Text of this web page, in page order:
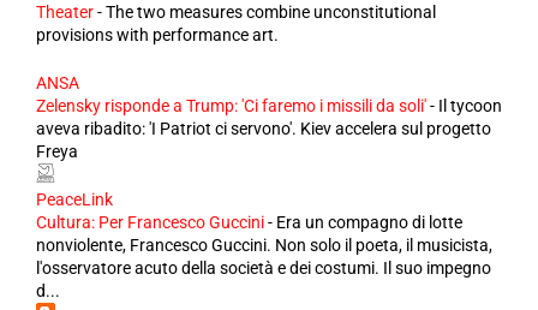
Theater-The two measures combine unconstitutional
provisions with performance art.
ANSA
Zelensky risponde a Trump: 'Ci faremo i missili da soli'- Il tycoon
aveva ribadito: 'I Patriot ci servono'. Kiev accelera sul progetto
Freya
PeaceLink
Cultura: Per Francesco Guccini- Era un compagno di lotte
nonviolente, Francesco Guccini. Non solo il poeta, il musicista,
l'osservatore acuto della società e dei costumi. Il suo impegno
d...